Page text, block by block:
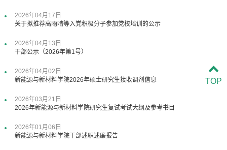
2026年04月17日
关于拟推荐高雨晴等入党积极分子参加党校培训的公示
2026年04月13日
干部公示（2026年第1号）
2026年04月02日
新能源与新材料学院2026年硕士研究生接收调剂信息
2026年03月21日
2026年新能源与新材料学院研究生复试考试大纲及参考书目
2026年01月06日
新能源与新材料学院干部述职述廉报告
TOP